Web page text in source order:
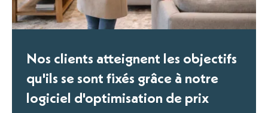
Nos clients atteignent les objectifs
qu'ils se sont fixés grâce à notre
logiciel d'optimisation de prix